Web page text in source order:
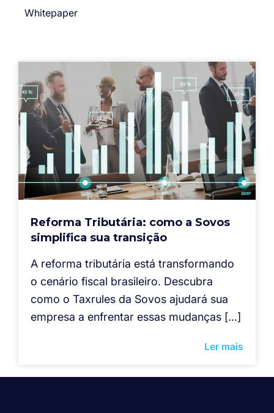
Whitepaper
Reforma Tributária: como a Sovos
simplifica sua transição
A reforma tributária está transformando
o cenário fiscal brasileiro. Descubra
como o Taxrules da Sovos ajudará sua
empresa a enfrentar essas mudanças […]
Ler mais